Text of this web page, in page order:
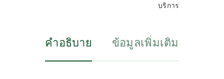
บริการ
คำอธิบาย ข้อมูลเพิ่มเติม